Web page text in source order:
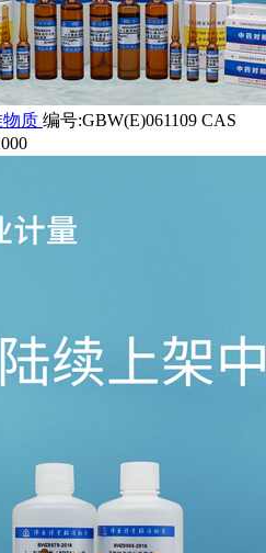
质 编号:GBW(E)061109 CAS